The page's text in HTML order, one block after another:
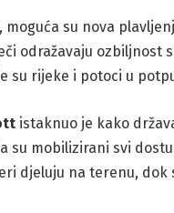
moguća su nova
odražavaju
su rijeke i potoci u
istaknuo je kako
su mobilizirani svi
djeluju na terenu, dok